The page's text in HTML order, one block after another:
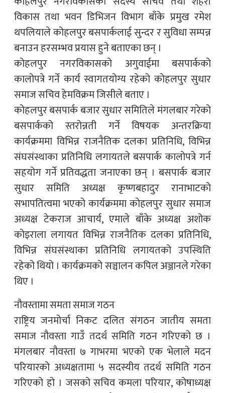
विकास तथा भवन डिभिजन विभाग बाँके प्रमुख रमेश
थपलियाले कोहलपुर बसपार्कलाई सुन्दर र सुविधा सम्पन्न
बनाउन हरसम्भव प्रयास हुने बताएका छन् ।
कोहलपुर नगरविकासको अगुवाईमा बसपार्कको
कालोपत्रे गर्ने कार्य स्वागतयोग्य रहेको कोहलपुर सुधार
समाज सचिव हेमविक्रम जिसीले बताए ।
कोहलपुर बसपार्क बजार सुधार समितिले मंगलबार गरेको
बसपार्कको स्तरोन्नती गर्ने विषयक अन्तरक्रिया
कार्यक्रममा विभिन्न राजनैतिक दलका प्रतिनिधि, विभिन्न
संघसंस्थाका प्रतिनिधि लगायतले बसपार्क कालोपत्रे गर्न
सहयोग गर्ने प्रतिवद्धता जनाएका छन् । बसपार्क बजार
सुधार समिति अध्यक्ष कृष्णबहादुर रानाभाटको
सभापतित्वमा भएको कार्यक्रममा कोहलपुर सुधार समाज
अध्यक्ष टेकराज आचार्य, एमाले बाँके अध्यक्ष अशोक
कोइराला लगायत विभिन्न राजनैतिक दलका प्रतिनिधि,
विभिन्न संघसंस्थाका प्रतिनिधि लगायतको उपस्थिति
रहेको थियो । कार्यक्रमको सञ्चालन कपिल अञ्जानले गरेका
थिए ।
नौवस्तामा समता समाज गठन
राष्ट्रिय जनमोर्चा निकट दलित संगठन जातीय समता
समाज नौवस्ता गाउँ तदर्थ समिति गठन गरिएको छ ।
मंगलबार नौवस्ता ७ गाभरमा भएको एक भेलाले मदन
परियारको अध्यक्षतामा ५ सदस्यीय तदर्थ समिति गठन
गरिएको हो । जसको सचिव कमला परियार, कोषाध्यक्ष